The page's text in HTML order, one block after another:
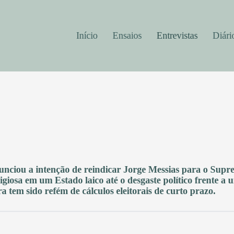
Início Ensaios Entrevistas
a intenção de reindicar Jorge Messias para o
em um Estado laico até o desgaste político frente a
sido refém de cálculos eleitorais de curto prazo.